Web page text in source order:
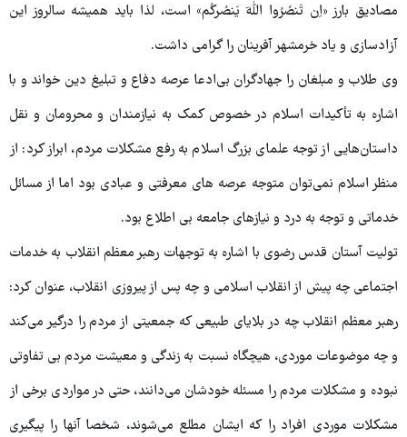
مصادیق بارز «اِن تَنصُرُوا اللهَ یَنصُرکُم» است، لذا باید همیشه سالروز این
آزادسازی و یاد خرمشهر آفرینان را گرامی داشت.
وی طلاب و مبلغان را جهادگران بی‌ادعا عرصه دفاع و تبلیغ دین خواند و با
اشاره به تأکیدات اسلام در خصوص کمک به نیازمندان و محرومان و نقل
داستان‌هایی از توجه علمای بزرگ اسلام به رفع مشکلات مردم، ابراز کرد: از
منظر اسلام نمی‌توان متوجه عرصه های معرفتی و عبادی بود اما از مسائل
خدماتی و توجه به درد و نیازهای جامعه بی اطلاع بود.
تولیت آستان قدس رضوی با اشاره به توجهات رهبر معظم انقلاب به خدمات
اجتماعی چه پیش از انقلاب اسلامی و چه پس از پیروزی انقلاب، عنوان کرد:
رهبر معظم انقلاب چه در بلایای طبیعی که جمعیتی از مردم را درگیر می‌کند
و چه موضوعات موردی، هیچگاه نسبت به زندگی و معیشت مردم بی تفاوتی
نبوده و مشکلات مردم را مسئله خودشان می‌دانند، حتی در مواردی برخی از
مشکلات موردی افراد را که ایشان مطلع می‌شوند، شخصا آنها را پیگیری